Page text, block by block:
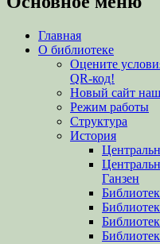
Перейти
содержимому
Главная
О библиотеке
Оцените
QR-код!
Новый сайт
Режим работы
Структура
История
Ганзен